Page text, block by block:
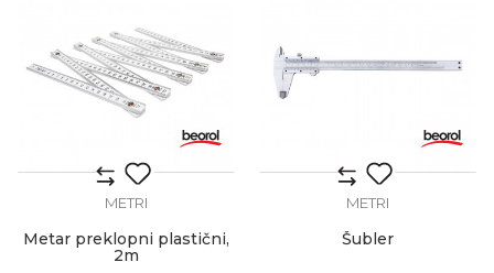
METRI
Metar preklopni plastični,
2m
METRI
Šubler